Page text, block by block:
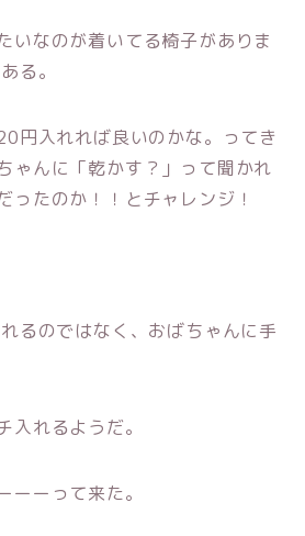
いなのが着いてる椅子がありま
る。
円入れれば良いのかな。ってき
ゃんに「乾かす？」って聞かれ
ったのか！！とチャレンジ！
るのではなく、おばちゃんに手
入れるようだ。
ーーって来た。